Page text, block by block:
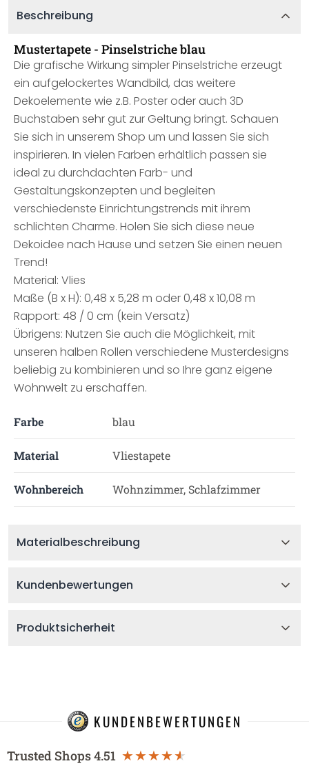
Beschreibung
Mustertapete - Pinselstriche blau
Die grafische Wirkung simpler Pinselstriche erzeugt
ein aufgelockertes Wandbild, das weitere
Dekoelemente wie z.B. Poster oder auch 3D
Buchstaben sehr gut zur Geltung bringt. Schauen
Sie sich in unserem Shop um und lassen Sie sich
inspirieren. In vielen Farben erhältlich passen sie
ideal zu durchdachten Farb- und
Gestaltungskonzepten und begleiten
verschiedenste Einrichtungstrends mit ihrem
schlichten Charme. Holen Sie sich diese neue
Dekoidee nach Hause und setzen Sie einen neuen
Trend!
Material: Vlies
Maße (B x H): 0,48 x 5,28 m oder 0,48 x 10,08 m
Rapport: 48 / 0 cm (kein Versatz)
Übrigens: Nutzen Sie auch die Möglichkeit, mit
unseren halben Rollen verschiedene Musterdesigns
beliebig zu kombinieren und so Ihre ganz eigene
Wohnwelt zu erschaffen.
Farbe blau
Material Vliestapete
Wohnbereich Wohnzimmer, Schlafzimmer
Materialbeschreibung
Kundenbewertungen
Produktsicherheit
KUNDENBEWERTUNGEN
Trusted Shops4.51